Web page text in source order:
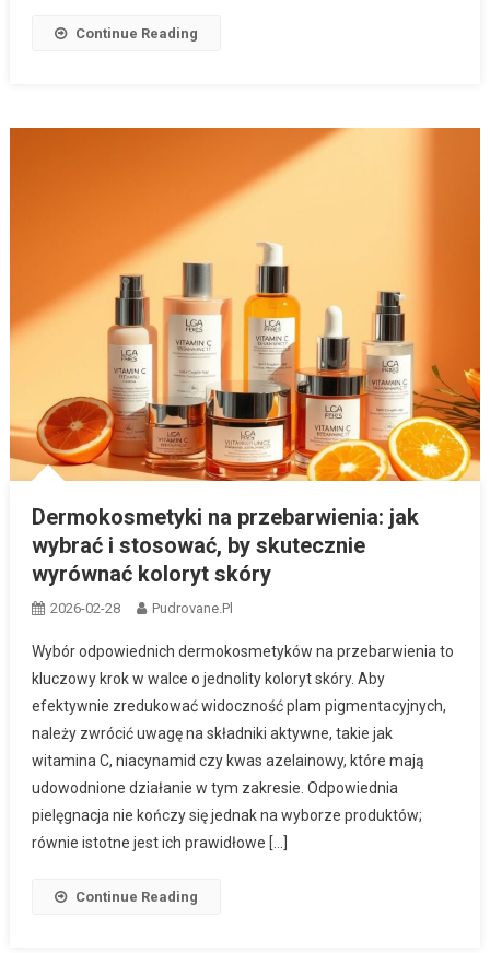
Continue Reading
Dermokosmetyki na przebarwienia: jak
wybrać i stosować, by skutecznie
wyrównać koloryt skóry
2026-02-28 Pudrovane.pl
Wybór odpowiednich dermokosmetyków na przebarwienia to
kluczowy krok w walce o jednolity koloryt skóry. Aby
efektywnie zredukować widoczność plam pigmentacyjnych,
należy zwrócić uwagę na składniki aktywne, takie jak
witamina C, niacynamid czy kwas azelainowy, które mają
udowodnione działanie w tym zakresie. Odpowiednia
pielęgnacja nie kończy się jednak na wyborze produktów;
równie istotne jest ich prawidłowe […]
Continue Reading